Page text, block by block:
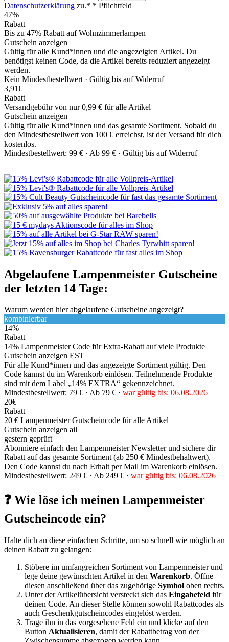
Datenschutzerklärung zu.* * Pflichtfeld
47%
Rabatt
Bis zu 47% Rabatt auf Wohnzimmerlampen
Gutschein anzeigen
Gültig für alle Kund*innen und die angezeigten Artikel. Du
benötigst keinen Code, da die Artikel bereits reduziert angezeigt
werden.
Kein Mindestbestellwert · Gültig bis auf Widerruf
3,91€
Rabatt
Versandgebühr von nur 0,99 € für alle Artikel
Gutschein anzeigen
Gültig für alle Kund*innen und das gesamte Sortiment. Sobald du
den Mindestbestellwert von 100 € erreichst, ist der Versand für dich
kostenlos.
Mindestbestellwert: 99 € · Ab 99 € · Gültig bis auf Widerruf
Abgelaufene Lampenmeister Gutscheine
der letzten 14 Tage:
Warum werden hier abgelaufene Gutscheine angezeigt?
kombinierbar
14%
Rabatt
14% Lampenmeister Code für Extra-Rabatt auf viele Produkte
Gutschein anzeigen EST
Für alle Kund*innen und das angezeigte Sortiment gültig. Den
Code kannst du im Warenkorb einlösen. Teilnehmende Produkte
sind mit dem Label „14% EXTRA“ gekennzeichnet.
Mindestbestellwert: 79 € · Ab 79 € · war gültig bis: 06.08.2026
20€
Rabatt
20 € Lampenmeister Gutscheincode für alle Artikel
Gutschein anzeigen ail
gestern geprüft
Abonniere einfach den Lampenmeister Newsletter und sichere dir
Rabatt auf das gesamte Sortiment (ab 250 € Mindestbehaltwert).
Den Code kannst du nach Erhalt per Mail im Warenkorb einlösen.
Mindestbestellwert: 249 € · Ab 249 € · war gültig bis: 06.08.2026
❓ Wie löse ich meinen Lampenmeister
Gutscheincode ein?
Halte dich an diese einfachen Schritte, um so schnell wie möglich an
deinen Rabatt zu gelangen:
Stöbere im umfangreichen Sortiment von Lampenmeister und
lege deine gewünschten Artikel in den Warenkorb. Öffne
diesen anschließend über das zugehörige Symbol oben rechts.
Unter der Artikelübersicht versteckt sich das Eingabefeld für
deinen Code. An dieser Stelle können sowohl Rabattcodes als
auch Geschenkgutscheincodes eingelöst werden.
Trage ihn in das vorgesehene Feld ein und klicke auf den
Button Aktualisieren, damit der Rabattbetrag von der